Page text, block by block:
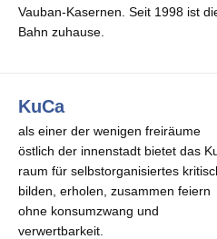
Vauban-Kasernen. Seit 1998 ist
Bahn zuhause.
KuCa
als einer der wenigen freiräume
östlich der innenstadt bietet das
raum für selbstorganisiertes
bilden, erholen, zusammen feiern
ohne konsumzwang und
verwertbarkeit.